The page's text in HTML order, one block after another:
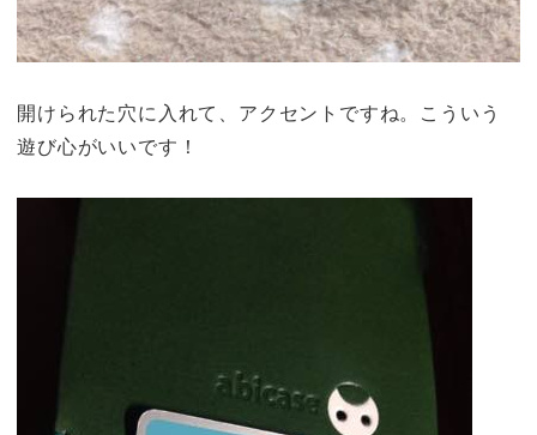
開けられた穴に入れて、アクセントですね。こういう
遊び心がいいです！